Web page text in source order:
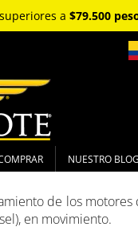
a $79.500
NUESTRO BLOG
de los
en movimiento.